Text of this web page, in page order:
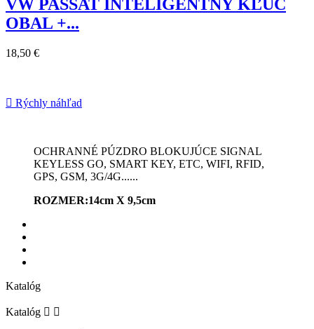
VW PASSAT INTELIGENTNÝ KĽÚČ
OBAL +...
18,50 €
 Rýchly náhľad
OCHRANNÉ PÚZDRO BLOKUJÚCE SIGNAL
KEYLESS GO, SMART KEY, ETC, WIFI, RFID,
GPS, GSM, 3G/4G......
ROZMER:14cm X 9,5cm
Katalóg
Katalóg  